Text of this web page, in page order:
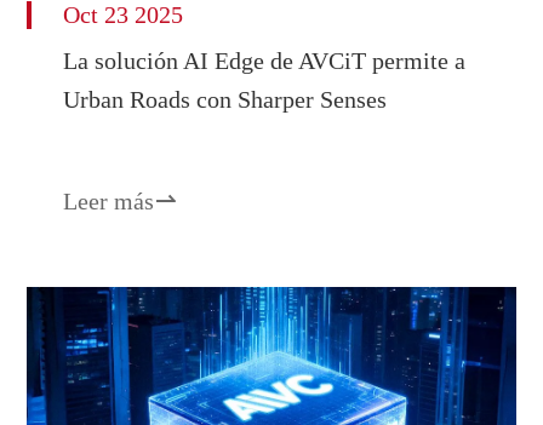
Oct 23 2025
La solución AI Edge de AVCiT permite a
Urban Roads con Sharper Senses
Leer más